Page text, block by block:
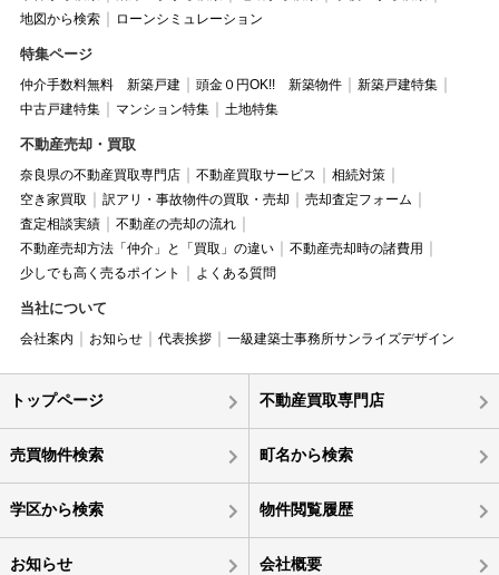
地図から検索
ローンシミュレーション
特集ページ
仲介手数料無料 新築戸建 頭金０円OK!! 新築物件
新築戸建特集
中古戸建特集
マンション特集 土地特集
不動産売却・買取
奈良県の不動産買取専門店 不動産買取サービス
相続対策
空き家買取
訳アリ・事故物件の買取・売却
売却査定フォーム
査定相談実績
不動産の売却の流れ
不動産売却方法「仲介」と「買取」の違い
不動産売却時の諸費用
少しでも高く売るポイント
よくある質問
当社について
会社案内 お知らせ 代表挨拶 一級建築士事務所サンライズデザイン
トップページ 不動産買取専門店
売買物件検索 町名から検索
学区から検索 物件閲覧履歴
お知らせ 会社概要